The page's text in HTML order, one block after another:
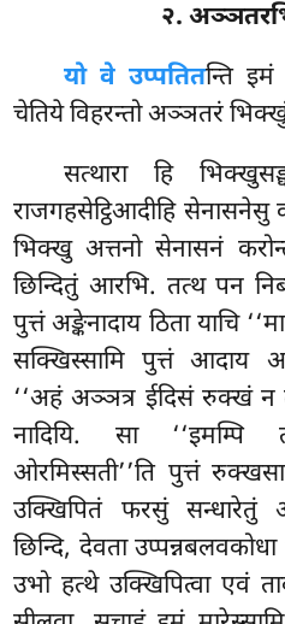
२.
यो वे उप्पतितन्ति
चेतिये विहरन्तो अञ्ञतरं
सत्थाराहि
राजगहसेट्ठिआदीहि
भिक्खु अत्तनो सेनासनं
छिन्दितुं आरभि. तत्थ पन
पुत्तं अङ्केनादाय ठिता याचि
सक्खिस्सामि पुत्तं आदाय
‘‘अहं अञ्ञत्र ईदिसं रुक्खं न
नादियि. सा
ओरमिस्सती’’ति पुत्तं
उक्खिपितं फरसुं सन्धारेतुं
छिन्दि, देवता उप्पन्नबलवकोधा
उभो हत्थे उक्खिपित्वा एवं